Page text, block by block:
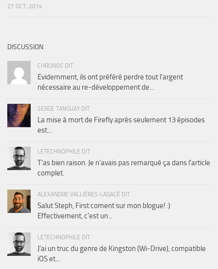
27 OCT, 2014
DISCUSSION
CHRONOS DIT
Evidemment, ils ont préféré perdre tout l'argent
nécessaire au re-développement de...
SERGE TANGUAY DIT
La mise à mort de Firefly après seulement 13 épisodes
est...
LETECHNOPHILE DIT
T'as bien raison. Je n'avais pas remarqué ça dans l'article
complet.
ALEXANDRE VALLIÈRES-LAGACÉ DIT
Salut Steph, First coment sur mon blogue! :)
Effectivement, c'est un...
LETECHNOPHILE DIT
J'ai un truc du genre de Kingston (Wi-Drive), compatible
iOS et...